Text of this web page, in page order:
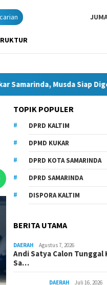
Musda Siap Digelar 8
TOPIK POPULER
DPRD KALTIM
DPMD KUKAR
DPRD KOTA SAMARINDA
DPRD SAMARINDA
DISPORA KALTIM
BERITA UTAMA
DAERAH Agustus 7, 2026
Andi Satya Calon Tunggal
Sa…
DAERAH Juli 16, 2026